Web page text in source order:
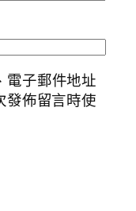
電子郵件地址
發佈留言時使